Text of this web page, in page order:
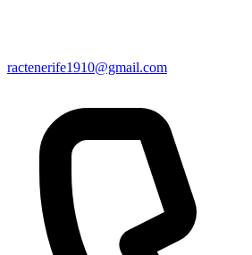
ractenerife1910@gmail.com